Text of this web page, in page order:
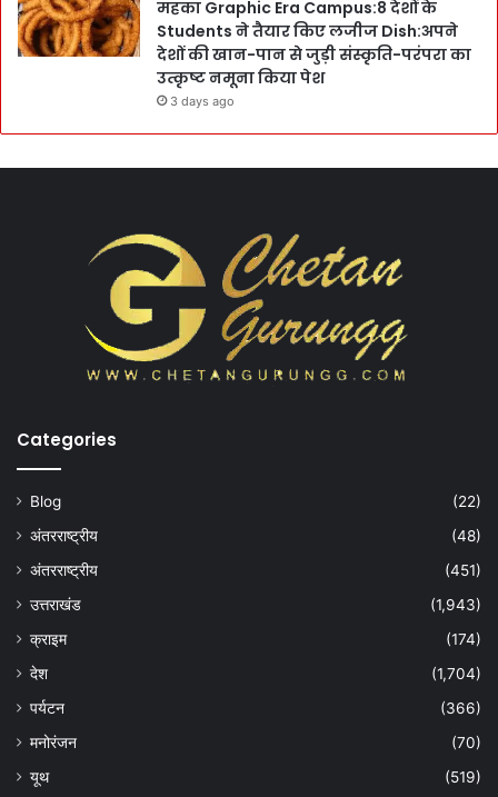
महका Graphic Era Campus:8 देशों के
Students ने तैयार किए लजीज Dish:अपने
देशों की खान-पान से जुड़ी संस्कृति-परंपरा का
उत्कृष्ट नमूना किया पेश
3 days ago
Categories
Blog
(22)
अंतरराष्ट्रीय
(48)
अंतरराष्ट्रीय
(451)
उत्तराखंड
(1,943)
क्राइम
(174)
देश
(1,704)
पर्यटन
(366)
मनोरंजन
(70)
यूथ
(519)